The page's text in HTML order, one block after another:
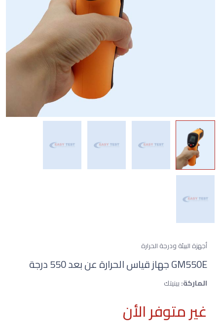
أجهزة البيئة ودرجة الحرارة
GM550E جهاز قياس الحرارة عن بعد 550 درجة
الماركة:بينيتك
غير متوفر الأن